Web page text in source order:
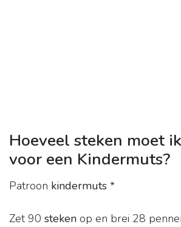
Hoeveel steken moet
voor een Kindermuts?
Patroon kindermuts *
Zet 90 steken op en brei 28